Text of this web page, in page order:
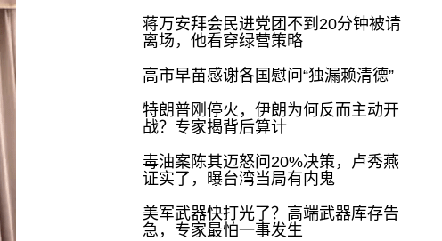
蒋万安拜会民进党团不到20分钟被请
离场，他看穿绿营策略
高市早苗感谢各国慰问“独漏赖清德”
特朗普刚停火，伊朗为何反而主动开
战？专家揭背后算计
毒油案陈其迈怒问20%决策，卢秀燕
证实了，曝台湾当局有内鬼
美军武器快打光了？高端武器库存告
急，专家最怕一事发生